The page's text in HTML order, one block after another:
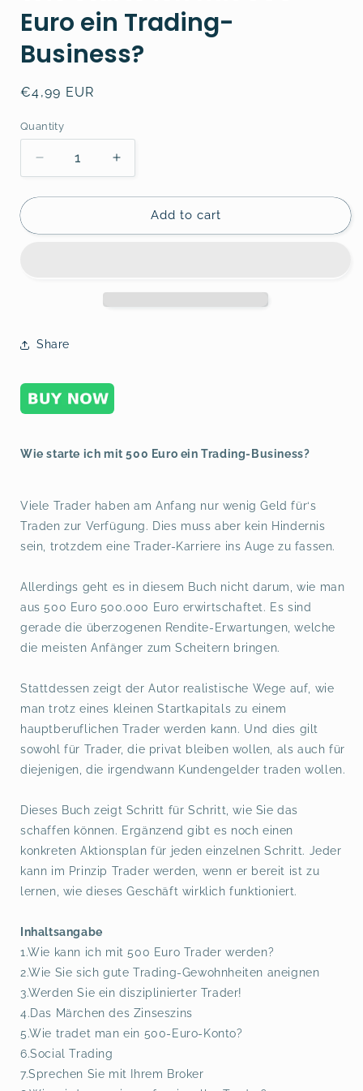
Euro ein Trading-
Business?
Regular
€4,99 EUR
Quantity
Decrease
quantity
for
starte
Business?
Increase
quantity
for
starte
Add to cart
Share
Wie starte ich mit 500 Euro ein Trading-Business?
Viele Trader haben am Anfang nur wenig Geld für‘s
Traden zur Verfügung. Dies muss aber kein Hindernis
sein, trotzdem eine Trader-Karriere ins Auge zu fassen.
Allerdings geht es in diesem Buch nicht darum, wie man
aus 500 Euro 500.000 Euro erwirtschaftet. Es sind
gerade die überzogenen Rendite-Erwartungen, welche
die meisten Anfänger zum Scheitern bringen.
Stattdessen zeigt der Autor realistische Wege auf, wie
man trotz eines kleinen Startkapitals zu einem
hauptberuflichen Trader werden kann. Und dies gilt
sowohl für Trader, die privat bleiben wollen, als auch für
diejenigen, die irgendwann Kundengelder traden wollen.
Dieses Buch zeigt Schritt für Schritt, wie Sie das
schaffen können. Ergänzend gibt es noch einen
konkreten Aktionsplan für jeden einzelnen Schritt. Jeder
kann im Prinzip Trader werden, wenn er bereit ist zu
lernen, wie dieses Geschäft wirklich funktioniert.
Inhaltsangabe
1.Wie kann ich mit 500 Euro Trader werden?
2.Wie Sie sich gute Trading-Gewohnheiten aneignen
3.Werden Sie ein disziplinierter Trader!
4.Das Märchen des Zinseszins
5.Wie tradet man ein 500-Euro-Konto?
6.Social Trading
7.Sprechen Sie mit Ihrem Broker